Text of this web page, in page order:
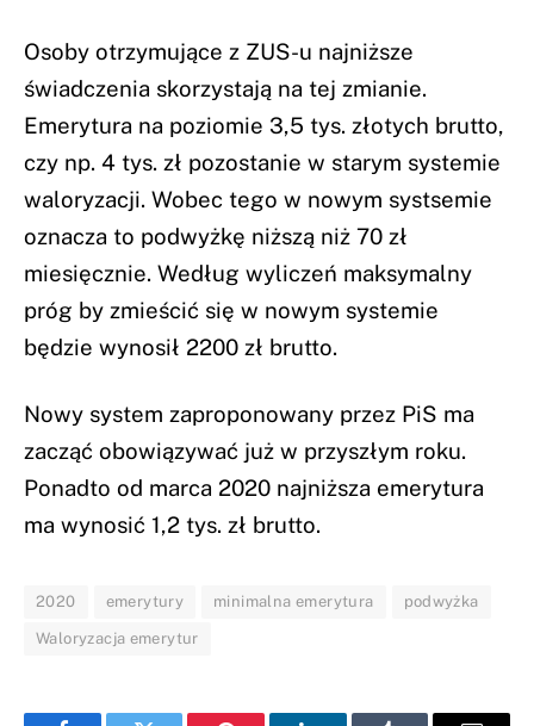
Osoby otrzymujące z ZUS-u najniższe
świadczenia skorzystają na tej zmianie.
Emerytura na poziomie 3,5 tys. złotych brutto,
czy np. 4 tys. zł pozostanie w starym systemie
waloryzacji. Wobec tego w nowym systsemie
oznacza to podwyżkę niższą niż 70 zł
miesięcznie. Według wyliczeń maksymalny
próg by zmieścić się w nowym systemie
będzie wynosił 2200 zł brutto.
Nowy system zaproponowany przez PiS ma
zacząć obowiązywać już w przyszłym roku.
Ponadto od marca 2020 najniższa emerytura
ma wynosić 1,2 tys. zł brutto.
2020 emerytury minimalna emerytura podwyżka
Waloryzacja emerytur